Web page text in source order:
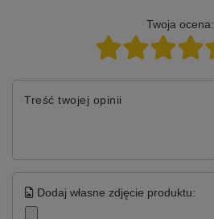
Twoja ocena:
Treść twojej opinii
Dodaj własne zdjęcie produktu: